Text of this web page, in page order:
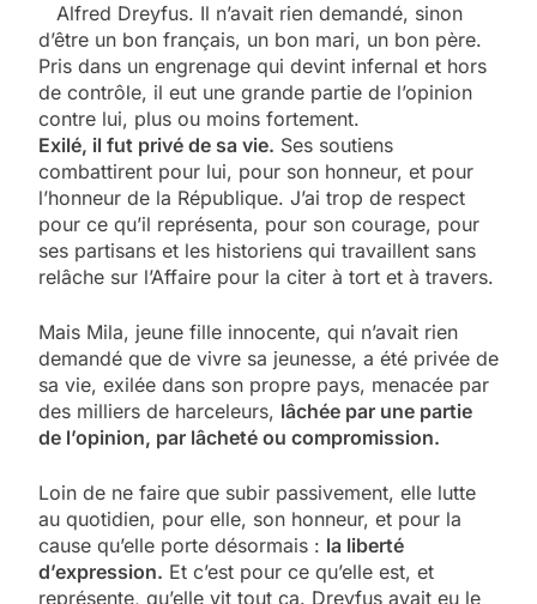
Alfred Dreyfus. Il n’avait rien demandé, sinon
d’être un bon français, un bon mari, un bon père.
Pris dans un engrenage qui devint infernal et hors
de contrôle, il eut une grande partie de l’opinion
contre lui, plus ou moins fortement.
Exilé, il fut privé de sa vie. Ses soutiens
combattirent pour lui, pour son honneur, et pour
l’honneur de la République. J’ai trop de respect
pour ce qu’il représenta, pour son courage, pour
ses partisans et les historiens qui travaillent sans
relâche sur l’Affaire pour la citer à tort et à travers.
Mais Mila, jeune fille innocente, qui n’avait rien
demandé que de vivre sa jeunesse, a été privée de
sa vie, exilée dans son propre pays, menacée par
des milliers de harceleurs, lâchée par une partie
de l’opinion, par lâcheté ou compromission.
Loin de ne faire que subir passivement, elle lutte
au quotidien, pour elle, son honneur, et pour la
cause qu’elle porte désormais : la liberté
d’expression. Et c’est pour ce qu’elle est, et
représente, qu’elle vit tout ça. Dreyfus avait eu le